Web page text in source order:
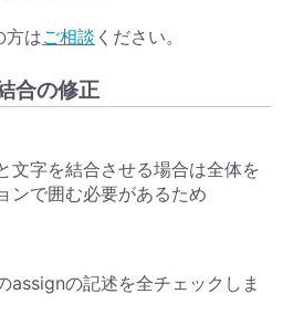
方はご相談 ください。
合の修正
文字を結合させる場合は全体を
ンで囲む必要があるため
assignの記述を全チェックしま